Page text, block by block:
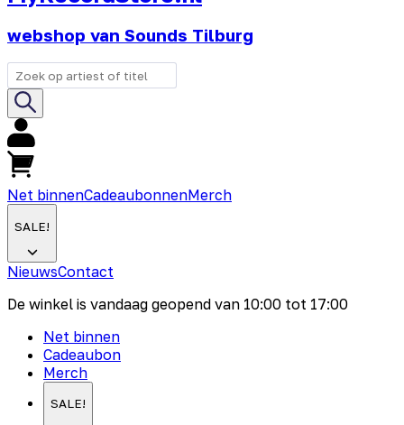
webshop van Sounds Tilburg
Net binnenCadeaubonnenMerch
SALE!
NieuwsContact
De winkel is vandaag geopend van 10:00 tot 17:00
Net binnen
Cadeaubon
Merch
SALE!